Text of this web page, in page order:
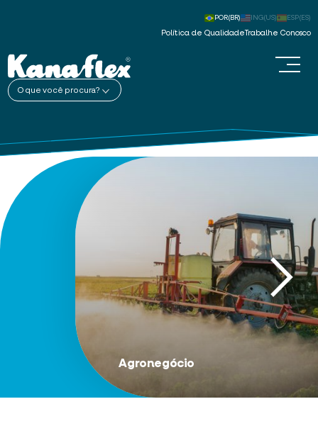
Política de Qualidade Trabalhe Conosco
POR(BR) ING(US) ESP(ES)
O que você procura?
Agronegócio